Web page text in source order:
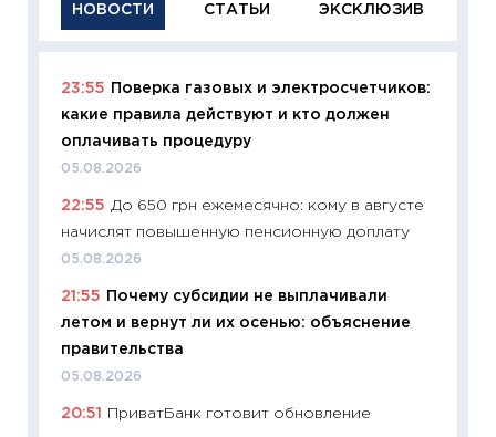
НОВОСТИ СТАТЬИ ЭКСКЛЮЗИВ
23:55
Поверка газовых и электросчетчиков:
какие правила действуют и кто должен
оплачивать процедуру
05.08.2026
22:55 До 650 грн ежемесячно: кому в августе
начислят повышенную пенсионную доплату
05.08.2026
21:55
Почему субсидии не выплачивали
летом и вернут ли их осенью: объяснение
правительства
05.08.2026
20:51
ПриватБанк готовит обновление